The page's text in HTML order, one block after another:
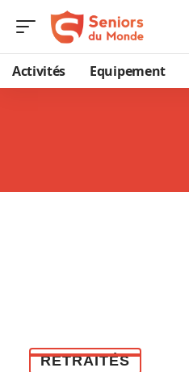
Activités Equipement
RETRAITÉS